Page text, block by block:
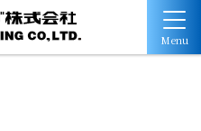
Menu